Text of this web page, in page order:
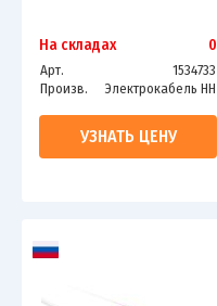
На складах 0
Арт.
1534733
Произв.
Электрокабель НН
УЗНАТЬ ЦЕНУ